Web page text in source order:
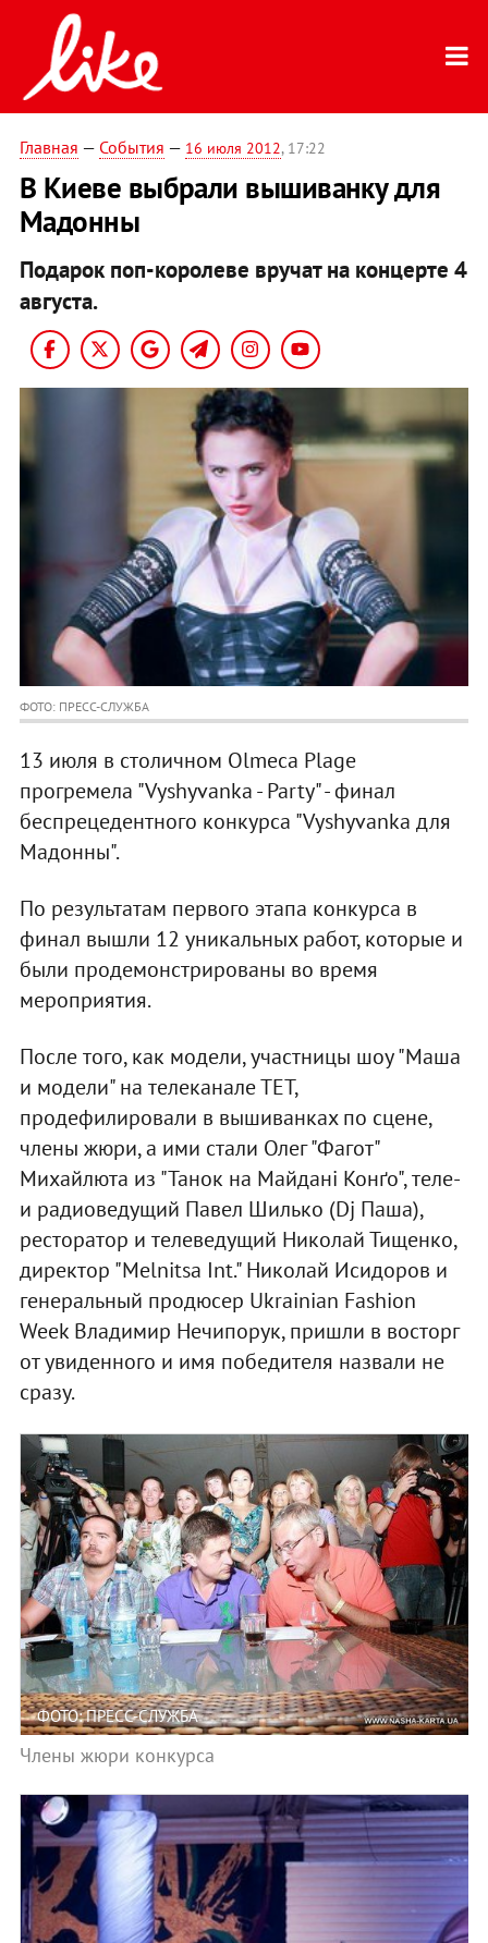
Главная — События — 16 июля 2012, 17:22
В Киеве выбрали вышиванку для
Мадонны
Подарок поп-королеве вручат на концерте 4
августа.
ФОТО: ПРЕСС-СЛУЖБА
13 июля в столичном Olmeca Plage
прогремела "Vyshyvanka - Party" - финал
беспрецедентного конкурса "Vyshyvanka для
Мадонны".
По результатам первого этапа конкурса в
финал вышли 12 уникальных работ, которые и
были продемонстрированы во время
мероприятия.
После того, как модели, участницы шоу "Маша
и модели" на телеканале ТЕТ,
продефилировали в вышиванках по сцене,
члены жюри, а ими стали Олег "Фагот"
Михайлюта из "Танок на Майдані Конґо", теле-
и радиоведущий Павел Шилько (Dj Паша),
ресторатор и телеведущий Николай Тищенко,
директор "Melnitsa Int." Николай Исидоров и
генеральный продюсер Ukrainian Fashion
Week Владимир Нечипорук, пришли в восторг
от увиденного и имя победителя назвали не
сразу.
ФОТО: ПРЕСС-СЛУЖБА
Члены жюри конкурса